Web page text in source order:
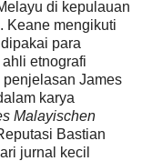
di kepulauan
Keane mengikuti
para
etnografi
James
karya
Malayischen
Bastian
jurnal kecil